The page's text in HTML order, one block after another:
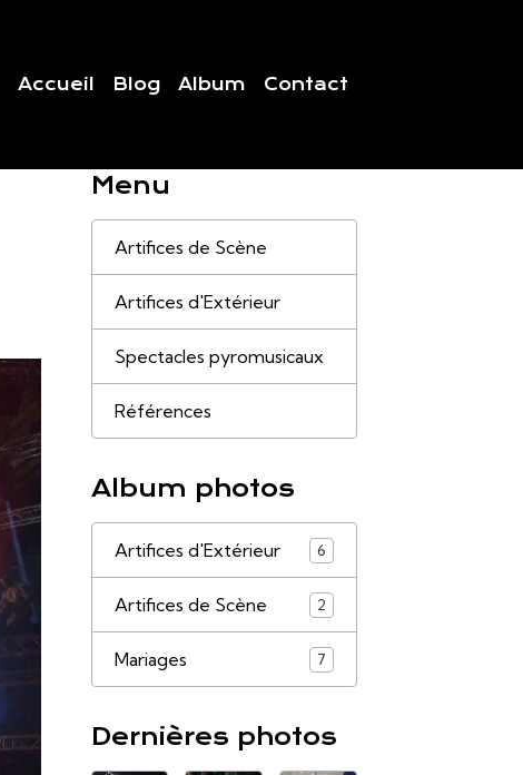
Accueil Blog Album Contact
Menu
Artifices de Scène
Artifices d'Extérieur
Spectacles pyromusicaux
Références
Album photos
Artifices d'Extérieur 6
Artifices de Scène 2
Mariages 7
Dernières photos